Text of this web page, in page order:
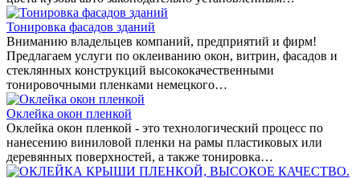
Тонировка фасадов зданий
Вниманию владельцев компаний, предприятий и фирм!
Предлагаем услуги по оклеиванию окон, витрин, фасадов и
стеклянных конструкций высококачественными
тонировочными пленками немецкого…
Оклейка окон пленкой
Оклейка окон пленкой - это технологический процесс по
нанесению виниловой пленки на рамы пластиковых или
деревянных поверхностей, а также тонировка…